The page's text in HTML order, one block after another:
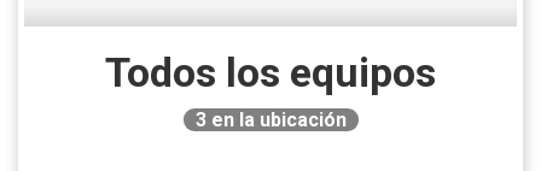
Todos los equipos
3en la ubicación